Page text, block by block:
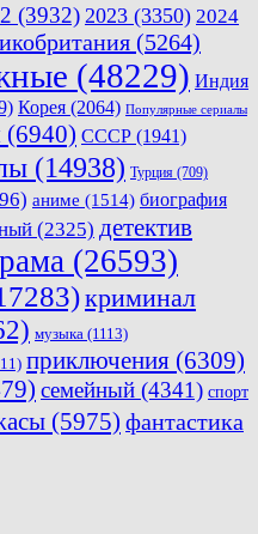
(3932) 2023 (3350) 2024
(5264)
(48229) Индия
Корея (2064) Популярные сериалы
(6940) СССР (1941)
(14938) Турция (709)
аниме (1514) биография
(2325) детектив
(26593)
криминал
музыка (1113)
приключения (6309)
семейный (4341) спорт
(5975) фантастика